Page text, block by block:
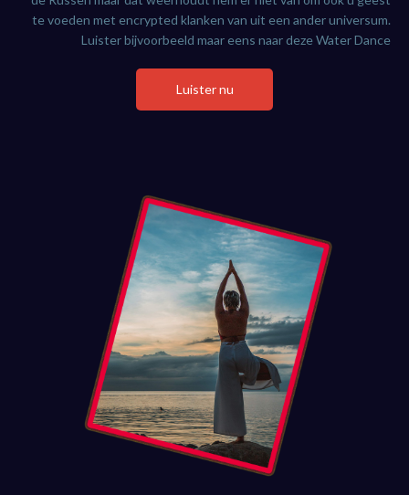
te voeden met encrypted klanken van uit een ander universum.
Luister bijvoorbeeld maar eens naar deze Water Dance
Luister nu